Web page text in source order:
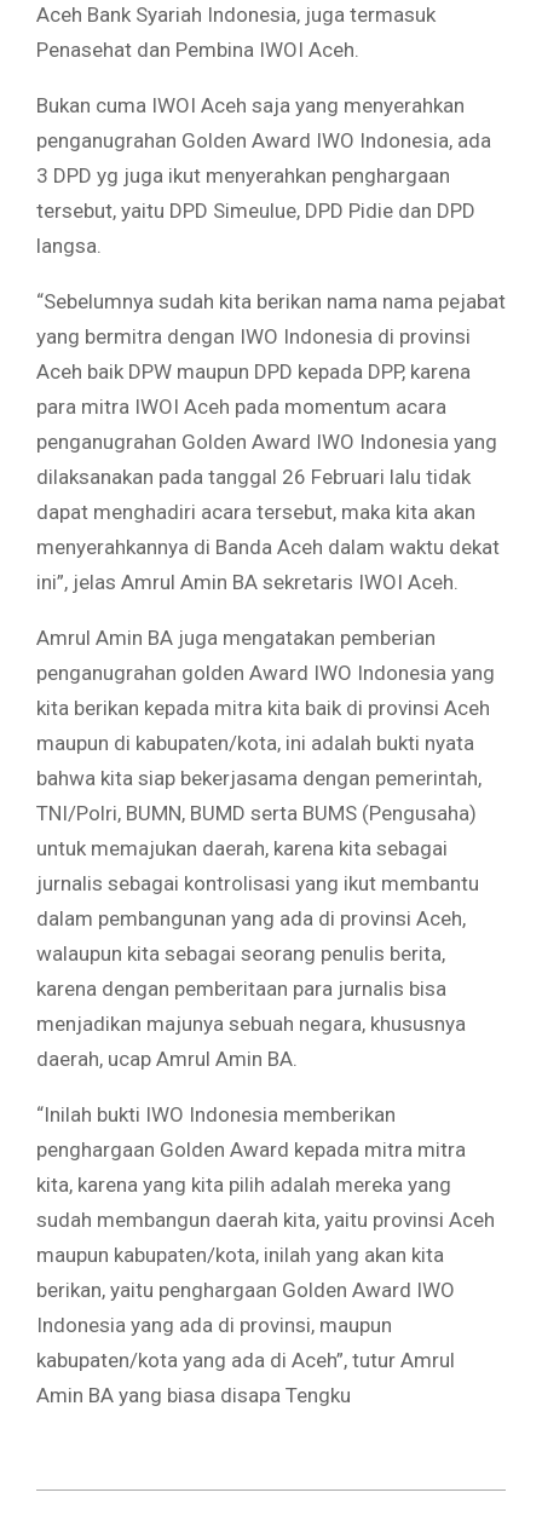
Aceh Bank Syariah Indonesia, juga termasuk
Penasehat dan Pembina IWOI Aceh.
Bukan cuma IWOI Aceh saja yang menyerahkan
penganugrahan Golden Award IWO Indonesia, ada
3 DPD yg juga ikut menyerahkan penghargaan
tersebut, yaitu DPD Simeulue, DPD Pidie dan DPD
langsa.
“Sebelumnya sudah kita berikan nama nama pejabat
yang bermitra dengan IWO Indonesia di provinsi
Aceh baik DPW maupun DPD kepada DPP, karena
para mitra IWOI Aceh pada momentum acara
penganugrahan Golden Award IWO Indonesia yang
dilaksanakan pada tanggal 26 Februari lalu tidak
dapat menghadiri acara tersebut, maka kita akan
menyerahkannya di Banda Aceh dalam waktu dekat
ini”, jelas Amrul Amin BA sekretaris IWOI Aceh.
Amrul Amin BA juga mengatakan pemberian
penganugrahan golden Award IWO Indonesia yang
kita berikan kepada mitra kita baik di provinsi Aceh
maupun di kabupaten/kota, ini adalah bukti nyata
bahwa kita siap bekerjasama dengan pemerintah,
TNI/Polri, BUMN, BUMD serta BUMS (Pengusaha)
untuk memajukan daerah, karena kita sebagai
jurnalis sebagai kontrolisasi yang ikut membantu
dalam pembangunan yang ada di provinsi Aceh,
walaupun kita sebagai seorang penulis berita,
karena dengan pemberitaan para jurnalis bisa
menjadikan majunya sebuah negara, khususnya
daerah, ucap Amrul Amin BA.
“Inilah bukti IWO Indonesia memberikan
penghargaan Golden Award kepada mitra mitra
kita, karena yang kita pilih adalah mereka yang
sudah membangun daerah kita, yaitu provinsi Aceh
maupun kabupaten/kota, inilah yang akan kita
berikan, yaitu penghargaan Golden Award IWO
Indonesia yang ada di provinsi, maupun
kabupaten/kota yang ada di Aceh”, tutur Amrul
Amin BA yang biasa disapa Tengku